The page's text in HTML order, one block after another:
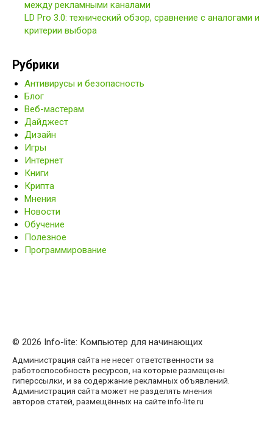
между рекламными каналами
LD Pro 3.0: технический обзор, сравнение с аналогами и
критерии выбора
Рубрики
Антивирусы и безопасность
Блог
Веб-мастерам
Дайджест
Дизайн
Игры
Интернет
Книги
Крипта
Мнения
Новости
Обучение
Полезное
Программирование
© 2026 Info-lite: Компьютер для начинающих
Администрация сайта не несет ответственности за
работоспособность ресурсов, на которые размещены
гиперссылки, и за содержание рекламных объявлений.
Администрация сайта может не разделять мнения
авторов статей, размещённых на сайте info-lite.ru